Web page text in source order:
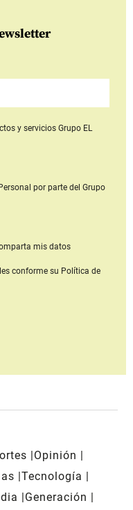
y serviciosGrupo EL
por parte del Grupo
mis datos
conforme su Política de
Opinión
Tecnología
Generación